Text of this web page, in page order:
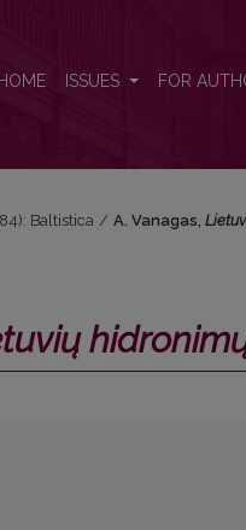
HOME ISSUES FOR
Baltistica / A. Vanagas,